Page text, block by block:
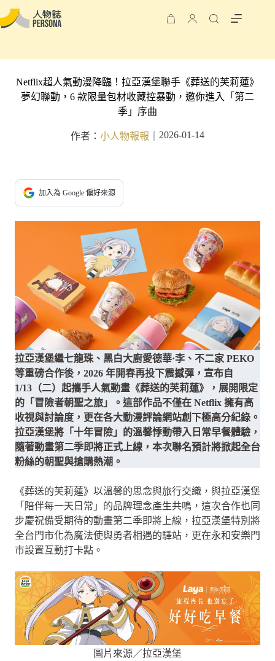
Netflix超人氣動漫降臨！拉亞漢堡聯手《葬送的芙莉蓮》
夢幻聯動，6 款限量包材收藏控暴動，邀你進入「第二
季」序曲
作者： 小人物報報 2026-01-14
加入為 Google 偏好來源
拉亞漢堡繼七龍珠、黑白大廚愛德華·李、不二家 PEKO
等重磅合作後，2026 年開春再投下震撼彈，宣布自
1/13（二）起攜手人氣動畫《葬送的芙莉蓮》，展開限定
的「冒險者朝聖之旅」。這部作品不僅在 Netflix 擁有高
收視與討論度，更在各大動漫評論網站創下極高分紀錄。
拉亞漢堡將「十年冒險」的溫馨悸動帶入日常早餐體驗，
隨著動畫第二季即將正式上線，本次聯名預計將掀起全台
粉絲的朝聖與搶購熱潮。
《葬送的芙莉蓮》以溫馨的思念與旅行交織，與拉亞漢堡
「陪伴每一天日常」的品牌理念產生共鳴，這次合作也同
步慶祝備受期待的動畫第二季即將上線，拉亞漢堡特別將
全台門市化為魔法使與勇者相遇的驛站，更在永和安樂門
市設置互動打卡點。
圖片來源／拉亞漢堡